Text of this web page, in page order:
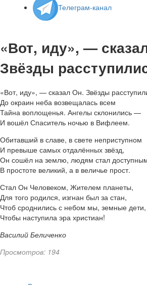
Телеграм-канал
«Вот, иду», —
Звёзды
«Вот, иду», — сказал Он. Звёзды
До окраин неба возвещалась всем
Тайна воплощенья. Ангелы склонились —
И вошёл Спаситель ночью в Вифлеем.
Обитавший в славе, в свете неприступном
И превыше самых отдалённых звёзд,
Он сошёл на землю, людям стал
В простоте великий, а в величье прост.
Стал Он Человеком, Жителем планеты,
Для того родился, изгнан был за стан,
Чтоб сроднились с небом мы, земные дети,
Чтобы наступила эра христиан!
Василий Беличенко
Просмотров: 194